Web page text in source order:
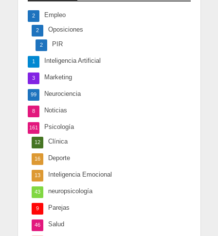
Empleo
2
Oposiciones
2
PIR
2
Inteligencia Artificial
1
Marketing
3
Neurociencia
99
Noticias
8
Psicología
161
Clínica
12
Deporte
16
Inteligencia Emocional
13
neuropsicología
43
Parejas
9
Salud
46